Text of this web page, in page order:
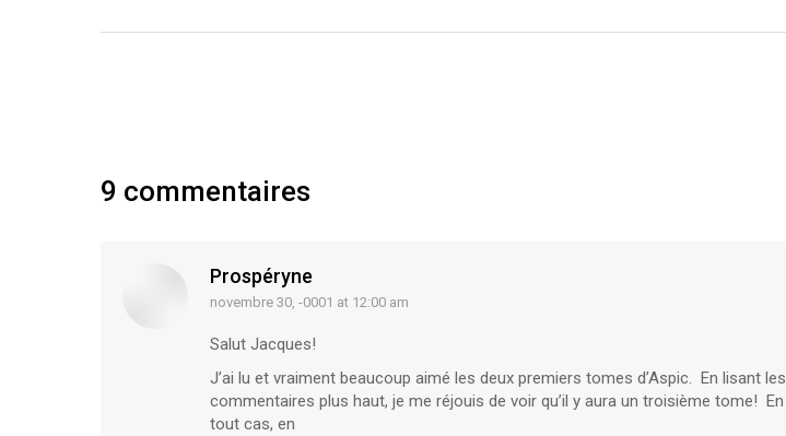
9 commentaires
Prospéryne
says:
novembre 30, -0001 at 12:00 am
Salut Jacques!
J’ai lu et vraiment beaucoup aimé les deux premiers tomes d’Aspic. En lisant les
commentaires plus haut, je me réjouis de voir qu’il y aura un troisième tome! En
tout cas, en